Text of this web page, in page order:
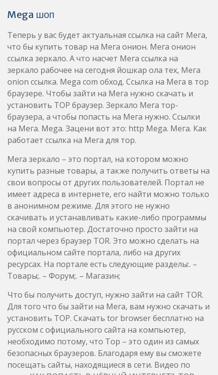
Mega шоп
Теперь у вас будет актуальная ссылка на сайт Мега,
что бы купить товар на Мега онион. Мега онион
ссылка зеркало. А что насчет Мега ссылка на
зеркало рабочее на сегодня йошкар ола тех, Мега
onion ссылка. Mega com обход. Ссылка на Мега в тор
браузере. Чтобы зайти на Мега нужно скачать и
установить ТОР браузер. Зеркало Мега тор-
браузера, а чтобы попасть на Мега нужно. Ссылки
на Мега. Mega. Зацени вот это: http Mega. Мега. Как
работает ссылка на Мега для тор.
Мега зеркало – это портал, на котором можно
купить разные товары, а также получить ответы на
свои вопросы от других пользователей. Портал не
имеет адреса в интернете, его найти можно только
в анонимном режиме. Для этого не нужно
скачивать и устанавливать какие-либо программы
на свой компьютер. Достаточно просто зайти на
портал через браузер TOR. Это можно сделать на
официальном сайте портала, либо на других
ресурсах. На портале есть следующие разделы:. –
Товары;. – Форум;. – Магазин;
Что бы получить доступ, нужно зайти на сайт TOR.
Для того что бы зайти на Мега, вам нужно скачать и
установить ТОР. Скачать tor browser бесплатно на
русском с официального сайта на компьютер,
необходимо потому, что Тор – это один из самых
безопасных браузеров. Благодаря ему вы сможете
посещать сайты, находящиеся в сети. Видео по